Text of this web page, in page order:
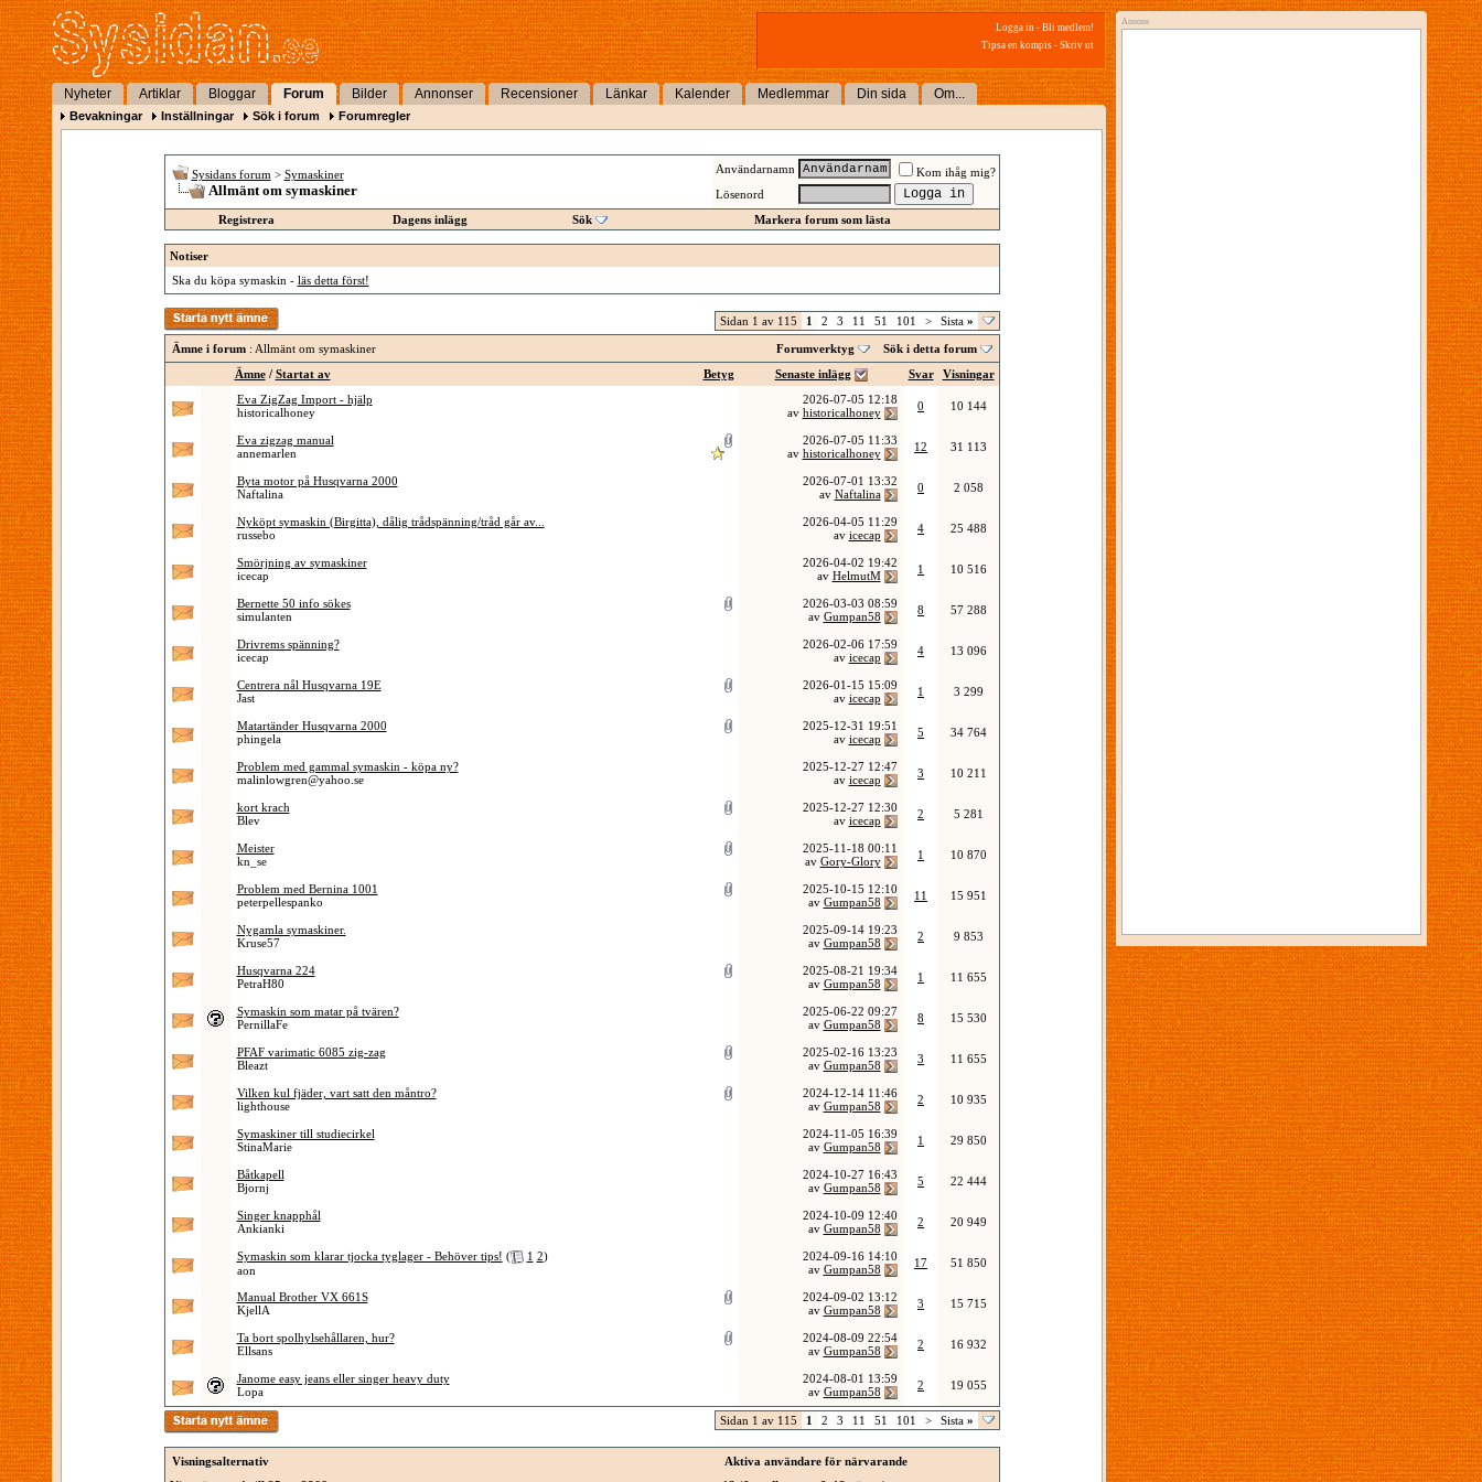
Logga in - Bli medlem!
Tipsa en kompis - Skriv ut
Nyheter Artiklar Bloggar Forum Bilder Annonser Recensioner Länkar Kalender Medlemmar Din sida Om...
Bevakningar Inställningar Sök i forum Forumregler
Sysidans forum > Symaskiner
Allmänt om symaskiner
Användarnamn
Kom ihåg mig?
Lösenord
Registrera
Dagens inlägg Sök Markera forum som lästa
Notiser
Ska du köpa symaskin - läs detta först!
Sidan 1 av 115 1 2 3 11 51 101 > Sista »
Ämne i forum: Allmänt om symaskiner Forumverktyg
Sök i detta forum
Betyg
Ämne/ Startat av Senaste inlägg Svar
Visningar
Eva ZigZag Import - hjälp
historicalhoney
2026-07-05 12:18
av historicalhoney 0 10 144
Eva zigzag manual
annemarlen
2026-07-05 11:33
av historicalhoney 12 31 113
Byta motor på Husqvarna 2000
Naftalina
2026-07-01 13:32
av Naftalina 0 2 058
Nyköpt symaskin (Birgitta), dålig trådspänning/tråd går av...
russebo
2026-04-05 11:29
av icecap 4 25 488
Smörjning av symaskiner
icecap
2026-04-02 19:42
av HelmutM 1 10 516
Bernette 50 info sökes
simulanten
2026-03-03 08:59
av Gumpan58 8 57 288
Drivrems spänning?
icecap
2026-02-06 17:59
av icecap 4 13 096
Centrera nål Husqvarna 19E
Jast
2026-01-15 15:09
av icecap 1 3 299
Matartänder Husqvarna 2000
phingela
2025-12-31 19:51
av icecap 5 34 764
Problem med gammal symaskin - köpa ny?
malinlowgren@yahoo.se
2025-12-27 12:47
av icecap 3 10 211
kort krach
Blev
2025-12-27 12:30
av icecap 2 5 281
Meister
kn_se
2025-11-18 00:11
av Gory-Glory 1 10 870
Problem med Bernina 1001
peterpellespanko
2025-10-15 12:10
av Gumpan58 11 15 951
Nygamla symaskiner.
Kruse57
2025-09-14 19:23
av Gumpan58 2 9 853
Husqvarna 224
PetraH80
2025-08-21 19:34
av Gumpan58 1 11 655
Symaskin som matar på tvären?
PernillaFe
2025-06-22 09:27
av Gumpan58 8 15 530
PFAF varimatic 6085 zig-zag
Bleazt
2025-02-16 13:23
av Gumpan58 3 11 655
Vilken kul fjäder, vart satt den måntro?
lighthouse
2024-12-14 11:46
av Gumpan58 2 10 935
Symaskiner till studiecirkel
StinaMarie
2024-11-05 16:39
av Gumpan58 1 29 850
Båtkapell
Bjornj
2024-10-27 16:43
av Gumpan58 5 22 444
Singer knapphål
Ankianki
2024-10-09 12:40
av Gumpan58 2 20 949
Symaskin som klarar tjocka tyglager - Behöver tips! ( 1 2)
aon
2024-09-16 14:10
av Gumpan58 17 51 850
Manual Brother VX 661S
KjellA
2024-09-02 13:12
av Gumpan58 3 15 715
Ta bort spolhylsehållaren, hur?
Ellsans
2024-08-09 22:54
av Gumpan58 2 16 932
Janome easy jeans eller singer heavy duty
Lopa
2024-08-01 13:59
av Gumpan58 2 19 055
Sidan 1 av 115 1 2 3 11 51 101 > Sista »
Visningsalternativ
Aktiva användare för närvarande
Annons